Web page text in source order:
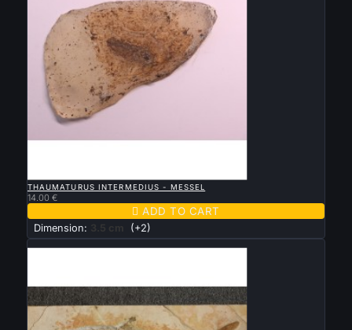
THAUMATURUS INTERMEDIUS - MESSEL
14.00 €
 ADD TO CART
Dimension: 3.5 cm (+2)
Sold